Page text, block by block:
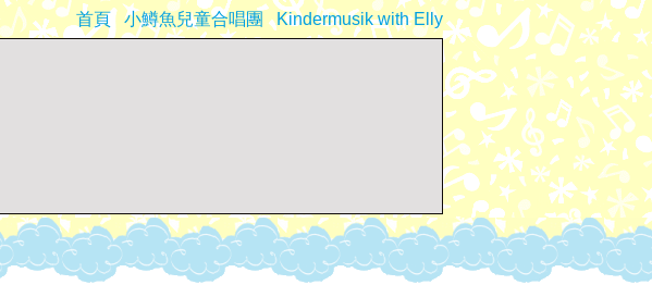
首頁 小鱒魚兒童合唱團 Kindermusik with Elly